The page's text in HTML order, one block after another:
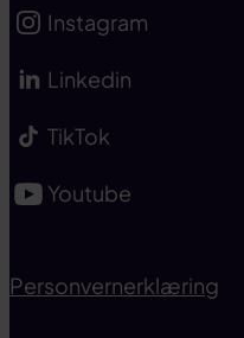
Instagram
Linkedin
TikTok
Youtube
Personvernerklæring